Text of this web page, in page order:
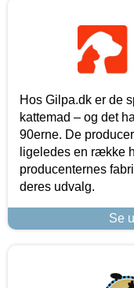
Hos Gilpa.dk er de
kattemad – og det
90erne. De
ligeledes en række
producenternes
deres udvalg.
Se